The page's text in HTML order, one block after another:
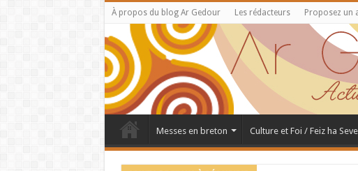
À propos du blog Ar Gedour Les rédacteurs Proposez un
Messes en breton Culture et Foi / Feiz ha